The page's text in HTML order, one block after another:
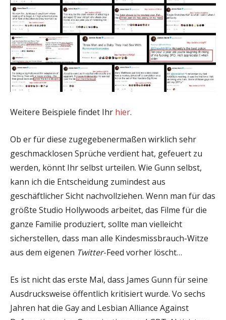
Weitere Beispiele findet Ihr hier.
Ob er für diese zugegebenermaßen wirklich sehr
geschmacklosen Sprüche verdient hat, gefeuert zu
werden, könnt Ihr selbst urteilen. Wie Gunn selbst,
kann ich die Entscheidung zumindest aus
geschäftlicher Sicht nachvollziehen. Wenn man für das
größte Studio Hollywoods arbeitet, das Filme für die
ganze Familie produziert, sollte man vielleicht
sicherstellen, dass man alle Kindesmissbrauch-Witze
aus dem eigenen Twitter-Feed vorher löscht…
Es ist nicht das erste Mal, dass James Gunn für seine
Ausdrucksweise öffentlich kritisiert wurde. Vo sechs
Jahren hat die Gay and Lesbian Alliance Against